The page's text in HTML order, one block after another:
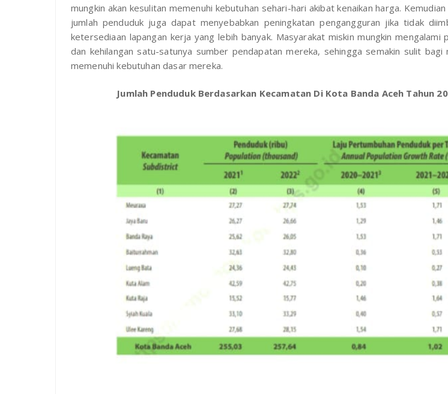
mungkin akan kesulitan memenuhi kebutuhan sehari-hari akibat kenaikan harga.
jumlah penduduk juga dapat menyebabkan peningkatan pengangguran jika tidak
ketersediaan lapangan kerja yang lebih banyak. Masyarakat miskin mungkin mengalami
dan kehilangan satu-satunya sumber pendapatan mereka, sehingga semakin sulit bagi
memenuhi kebutuhan dasar mereka.
Jumlah Penduduk Berdasarkan Kecamatan Di Kota Banda Aceh Tahun